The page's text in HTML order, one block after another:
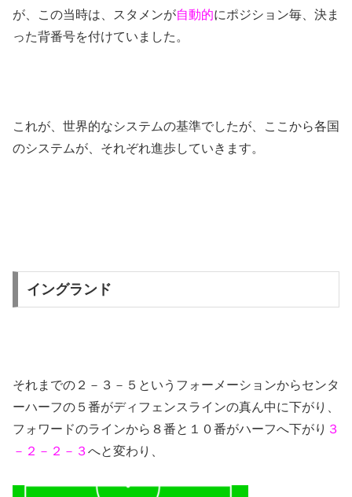
が、この当時は、スタメンが自動的にポジション毎、決ま
った背番号を付けていました。
これが、世界的なシステムの基準でしたが、ここから各国
のシステムが、それぞれ進歩していきます。
イングランド
それまでの２－３－５というフォーメーションからセンタ
ーハーフの５番がディフェンスラインの真ん中に下がり、
フォワードのラインから８番と１０番がハーフへ下がり ３
－２－２－３へと変わり、